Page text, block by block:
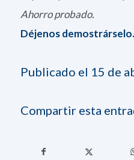
Ahorro probado.
Déjenos demostrárselo.
Publicado el 15 de
Compartir esta